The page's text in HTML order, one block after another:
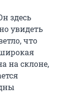
здесь
увидеть
что
на склоне,